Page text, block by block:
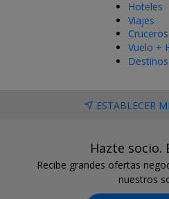
Hoteles
Viajes
Cruceros
Vuelo +
Destinos
ESTABLECER
Hazte socio.
Recibe grandes ofertas
nuestros